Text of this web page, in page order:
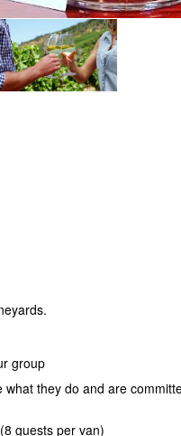
group
they do and are
guests per van)